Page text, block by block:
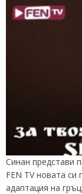
Синан представи
FEN TV новата
адаптация на